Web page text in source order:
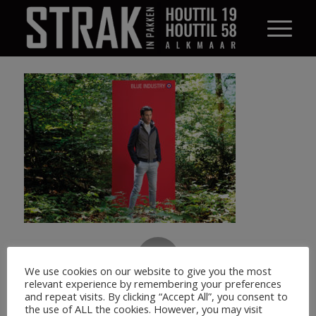
ANTWOORDEN
We use cookies on our website to give you the most
relevant experience by remembering your preferences
and repeat visits. By clicking “Accept All”, you consent to
the use of ALL the cookies. However, you may visit